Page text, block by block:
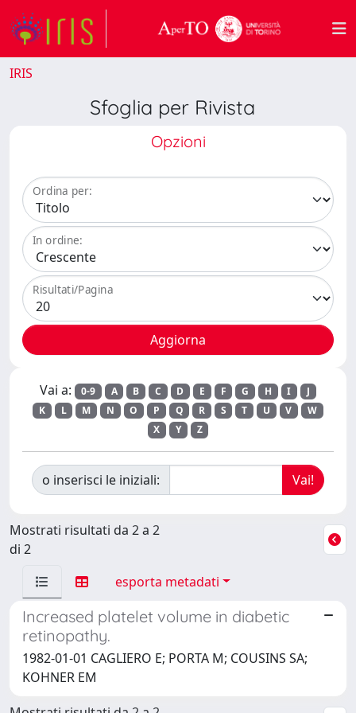
IRIS
Sfoglia per Rivista
Opzioni
Ordina per:
In ordine:
Risultati/Pagina
Vai a: 0-9 A B C D E F G H I
J
K
L M N O P Q R S T U V
W
X
Y Z
o inserisci le iniziali:
Mostrati risultati da 2 a 2
di 2
esporta metadati
Increased platelet volume in diabetic
retinopathy.
1982-01-01 CAGLIERO E; PORTA M; COUSINS SA;
KOHNER EM